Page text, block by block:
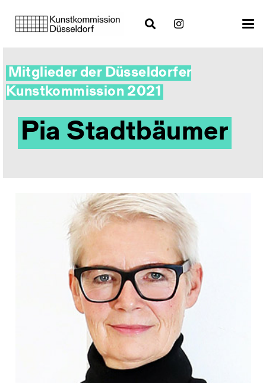
Mitglieder der Düsseldorfer
Kunstkommission 2021
Pia Stadtbäumer